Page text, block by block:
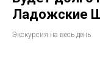
Ладожские
Экскурсия на весь день